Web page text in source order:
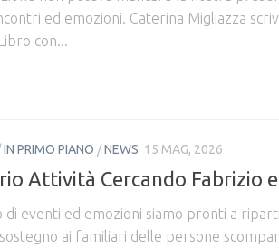
ed emozioni. ​Caterina Migliazza
con...
IN PRIMO PIANO /NEWS 15 MAG, 2026
Attività Cercando Fabrizio
di eventi ed emozioni siamo pronti a
ai familiari delle persone